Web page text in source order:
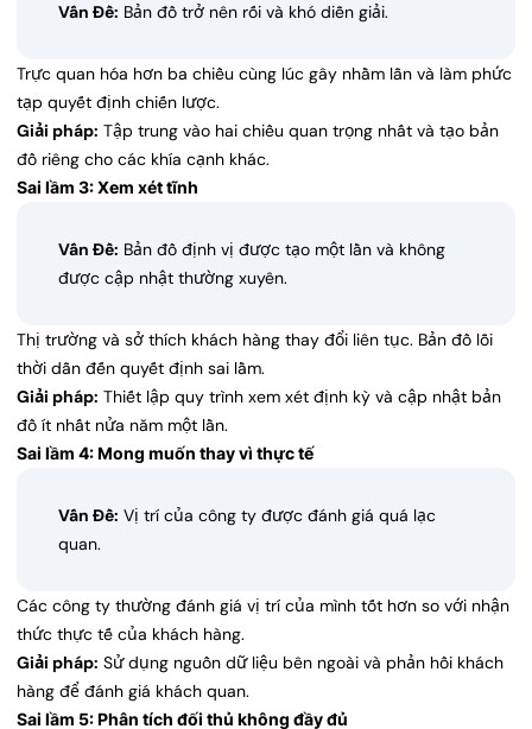
Vấn Đề: Bản đồ trở nên rối và khó diễn giải.
Trực quan hóa hơn ba chiều cùng lúc gây nhầm lẫn và làm phức
tạp quyết định chiến lược.
Giải pháp: Tập trung vào hai chiều quan trọng nhất và tạo bản
đồ riêng cho các khía cạnh khác.
Sai lầm 3: Xem xét tĩnh
Vấn Đề: Bản đồ định vị được tạo một lần và không
được cập nhật thường xuyên.
Thị trường và sở thích khách hàng thay đổi liên tục. Bản đồ lỗi
thời dẫn đến quyết định sai lầm.
Giải pháp: Thiết lập quy trình xem xét định kỳ và cập nhật bản
đồ ít nhất nửa năm một lần.
Sai lầm 4: Mong muốn thay vì thực tế
Vấn Đề: Vị trí của công ty được đánh giá quá lạc
quan.
Các công ty thường đánh giá vị trí của mình tốt hơn so với nhận
thức thực tế của khách hàng.
Giải pháp: Sử dụng nguồn dữ liệu bên ngoài và phản hồi khách
hàng để đánh giá khách quan.
Sai lầm 5: Phân tích đối thủ không đầy đủ